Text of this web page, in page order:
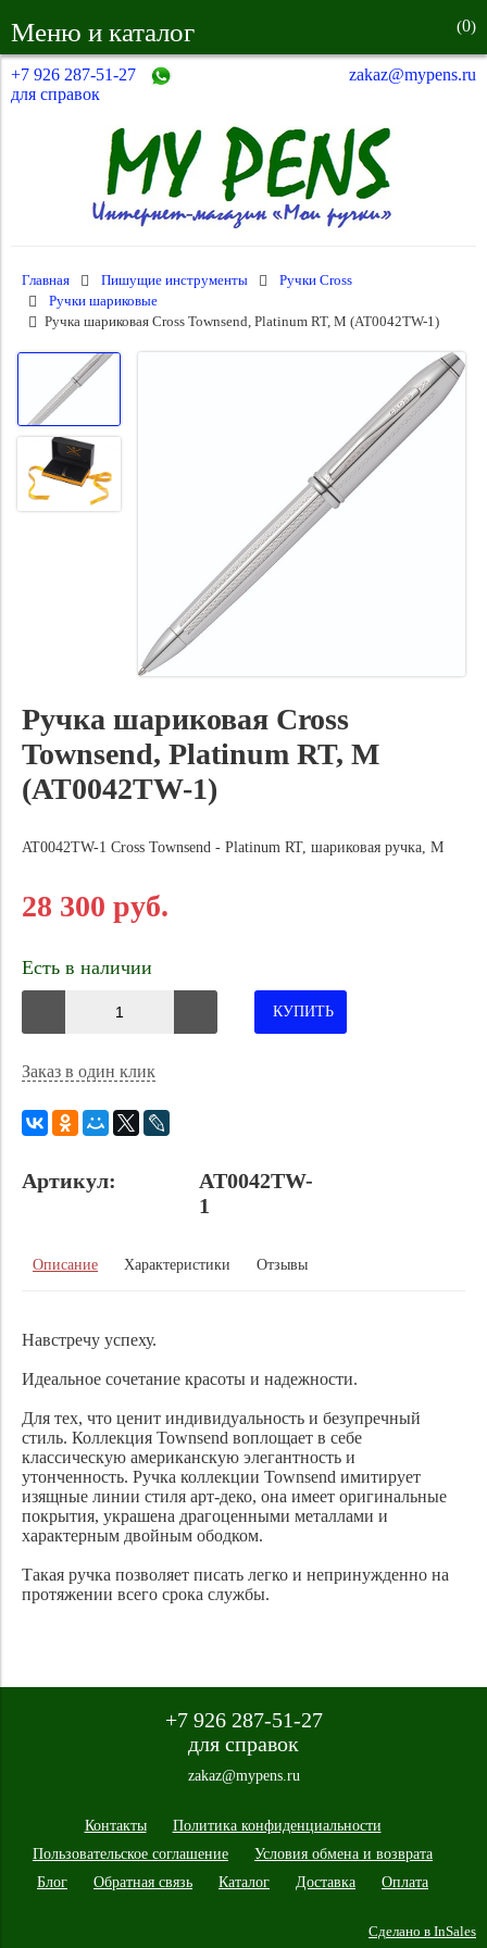
Меню и каталог (0)
+7 926 287-51-27
для справок
zakaz@mypens.ru
Главная Пишущие инструменты
Ручки Cross
Ручки шариковые
Ручка шариковая Cross Townsend, Platinum RT, M (AT0042TW-1)
Ручка шариковая Cross
Townsend, Platinum RT, M
(AT0042TW-1)
AT0042TW-1 Cross Townsend - Platinum RT, шариковая ручка, M
28 300 руб.
Есть в наличии
КУПИТЬ
Заказ в один клик
Артикул:
AT0042TW-
1
Описание Характеристики Отзывы
Навстречу успеху.
Идеальное сочетание красоты и надежности.
Для тех, что ценит индивидуальность и безупречный
стиль. Коллекция Townsend воплощает в себе
классическую американскую элегантность и
утонченность. Ручка коллекции Townsend имитирует
изящные линии стиля арт-деко, она имеет оригинальные
покрытия, украшена драгоценными металлами и
характерным двойным ободком.
Такая ручка позволяет писать легко и непринужденно на
протяжении всего срока службы.
+7 926 287-51-27
для справок
zakaz@mypens.ru
Контакты
Политика конфиденциальности
Пользовательское соглашение
Условия обмена и возврата
Блог
Обратная связь Каталог Доставка Оплата
Сделано в InSales